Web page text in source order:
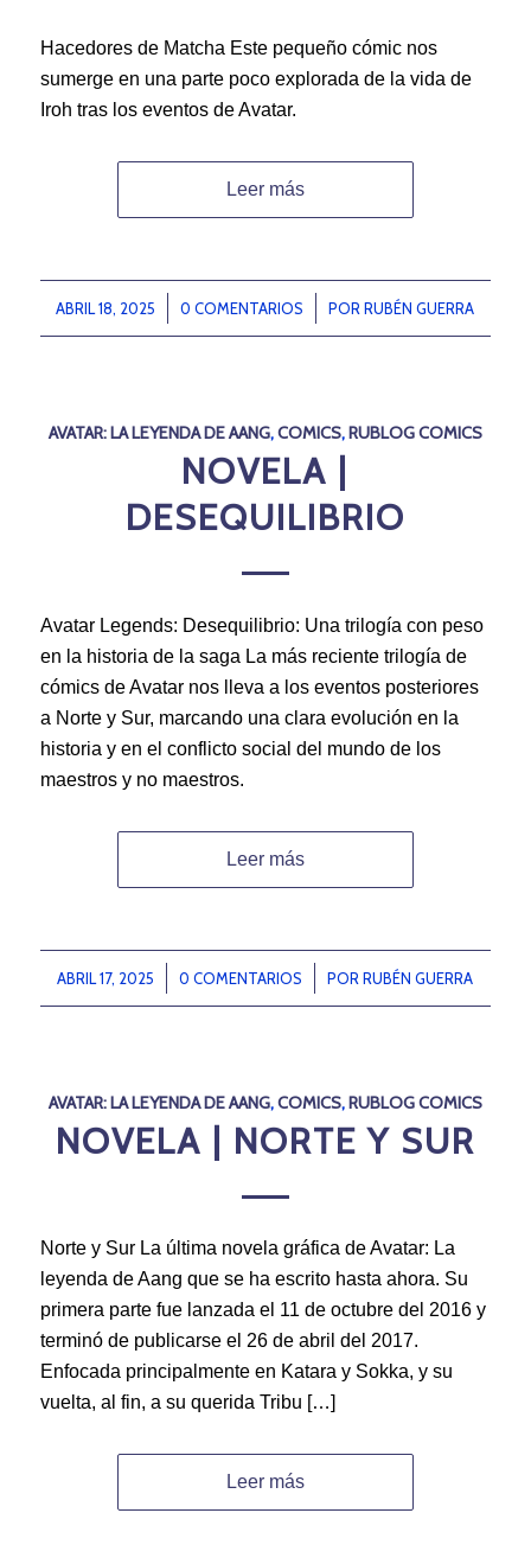
Hacedores de Matcha Este pequeño cómic nos
sumerge en una parte poco explorada de la vida de
Iroh tras los eventos de Avatar.
Leer más
ABRIL 18, 2025
/ 0 COMENTARIOS
/ PORRUBÉN GUERRA
AVATAR: LA LEYENDA DE AANG,COMICS,RUBLOG COMICS
NOVELA |
DESEQUILIBRIO
Avatar Legends: Desequilibrio: Una trilogía con peso
en la historia de la saga La más reciente trilogía de
cómics de Avatar nos lleva a los eventos posteriores
a Norte y Sur, marcando una clara evolución en la
historia y en el conflicto social del mundo de los
maestros y no maestros.
Leer más
ABRIL 17, 2025
/ 0 COMENTARIOS
/ PORRUBÉN GUERRA
AVATAR: LA LEYENDA DE AANG,COMICS,RUBLOG COMICS
NOVELA | NORTE Y SUR
Norte y Sur La última novela gráfica de Avatar: La
leyenda de Aang que se ha escrito hasta ahora. Su
primera parte fue lanzada el 11 de octubre del 2016 y
terminó de publicarse el 26 de abril del 2017.
Enfocada principalmente en Katara y Sokka, y su
vuelta, al fin, a su querida Tribu […]
Leer más